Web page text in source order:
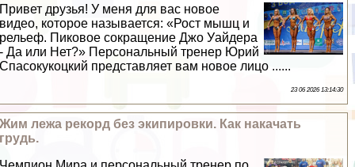
Привет друзья! У меня для вас новое
видео, которое называется: «Рост мышц и
рельеф. Пиковое сокращение Джо Уайдера
- Да или Нет?» Персональный тренер Юрий
Спасокукоцкий представляет вам новое лицо ......
23 06 2026 13:14:30
Жим лежа рекорд без экипировки. Как накачать
гpyдь.